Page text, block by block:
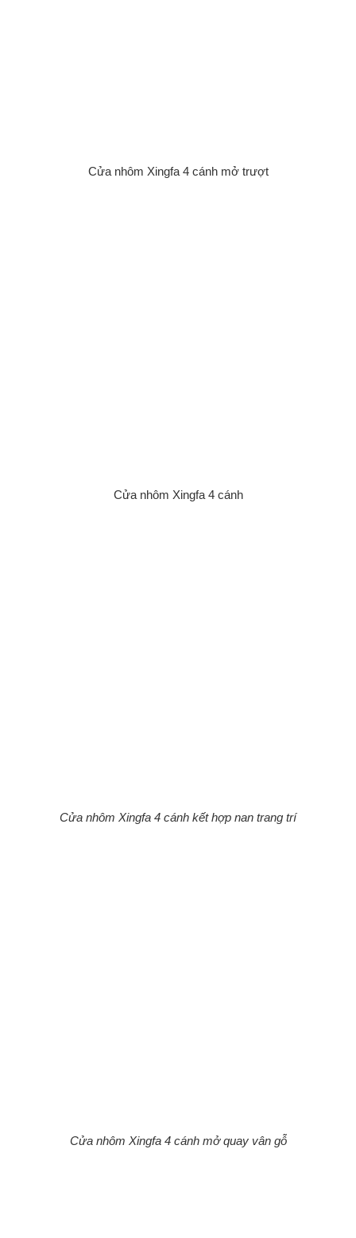
Cửa nhôm Xingfa 4 cánh mở trượt
Cửa nhôm Xingfa 4 cánh
Cửa nhôm Xingfa 4 cánh kết hợp nan trang trí
Cửa nhôm Xingfa 4 cánh mở quay vân gỗ